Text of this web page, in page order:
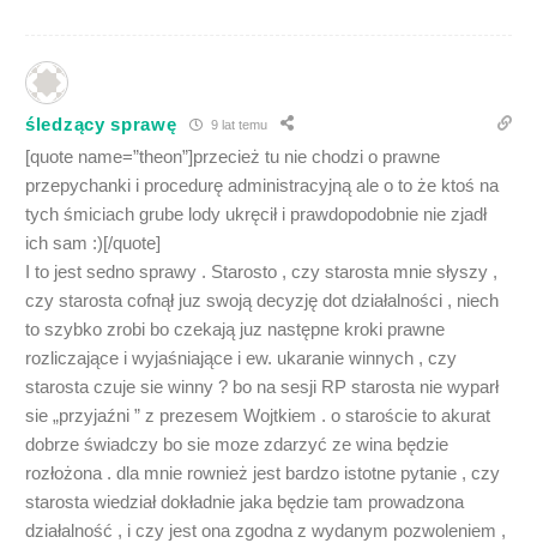
śledzący sprawę 9 lat temu
[quote name=”theon”]przecież tu nie chodzi o prawne
przepychanki i procedurę administracyjną ale o to że ktoś na
tych śmiciach grube lody ukręcił i prawdopodobnie nie zjadł
ich sam :)[/quote]
I to jest sedno sprawy . Starosto , czy starosta mnie słyszy ,
czy starosta cofnął juz swoją decyzję dot działalności , niech
to szybko zrobi bo czekają juz następne kroki prawne
rozliczające i wyjaśniające i ew. ukaranie winnych , czy
starosta czuje sie winny ? bo na sesji RP starosta nie wyparł
sie „przyjaźni ” z prezesem Wojtkiem . o staroście to akurat
dobrze świadczy bo sie moze zdarzyć ze wina będzie
rozłożona . dla mnie rownież jest bardzo istotne pytanie , czy
starosta wiedział dokładnie jaka będzie tam prowadzona
działalność , i czy jest ona zgodna z wydanym pozwoleniem ,